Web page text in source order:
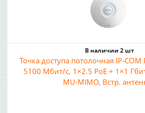
В наличии 2 шт
Точка доступа потолочная IP-COM
5100 Мбит/с, 1×2.5 PoE + 1×1
MU-MIMO, Встр.